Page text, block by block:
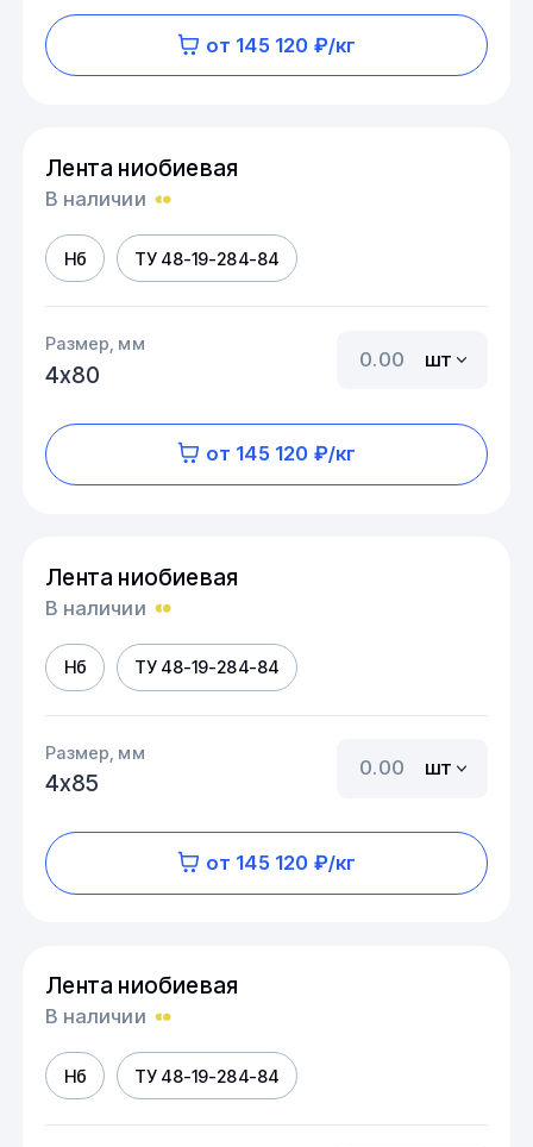
от 145 120 ₽/кг
Лента ниобиевая
В наличии
Нб ТУ 48-19-284-84
Размер, мм
4х80
шт
от 145 120 ₽/кг
Лента ниобиевая
В наличии
Нб ТУ 48-19-284-84
Размер, мм
4х85
шт
от 145 120 ₽/кг
Лента ниобиевая
В наличии
Нб ТУ 48-19-284-84